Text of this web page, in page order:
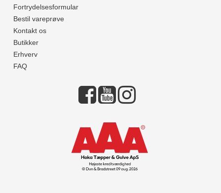
Fortrydelsesformular
Bestil vareprøve
Kontakt os
Butikker
Erhverv
FAQ